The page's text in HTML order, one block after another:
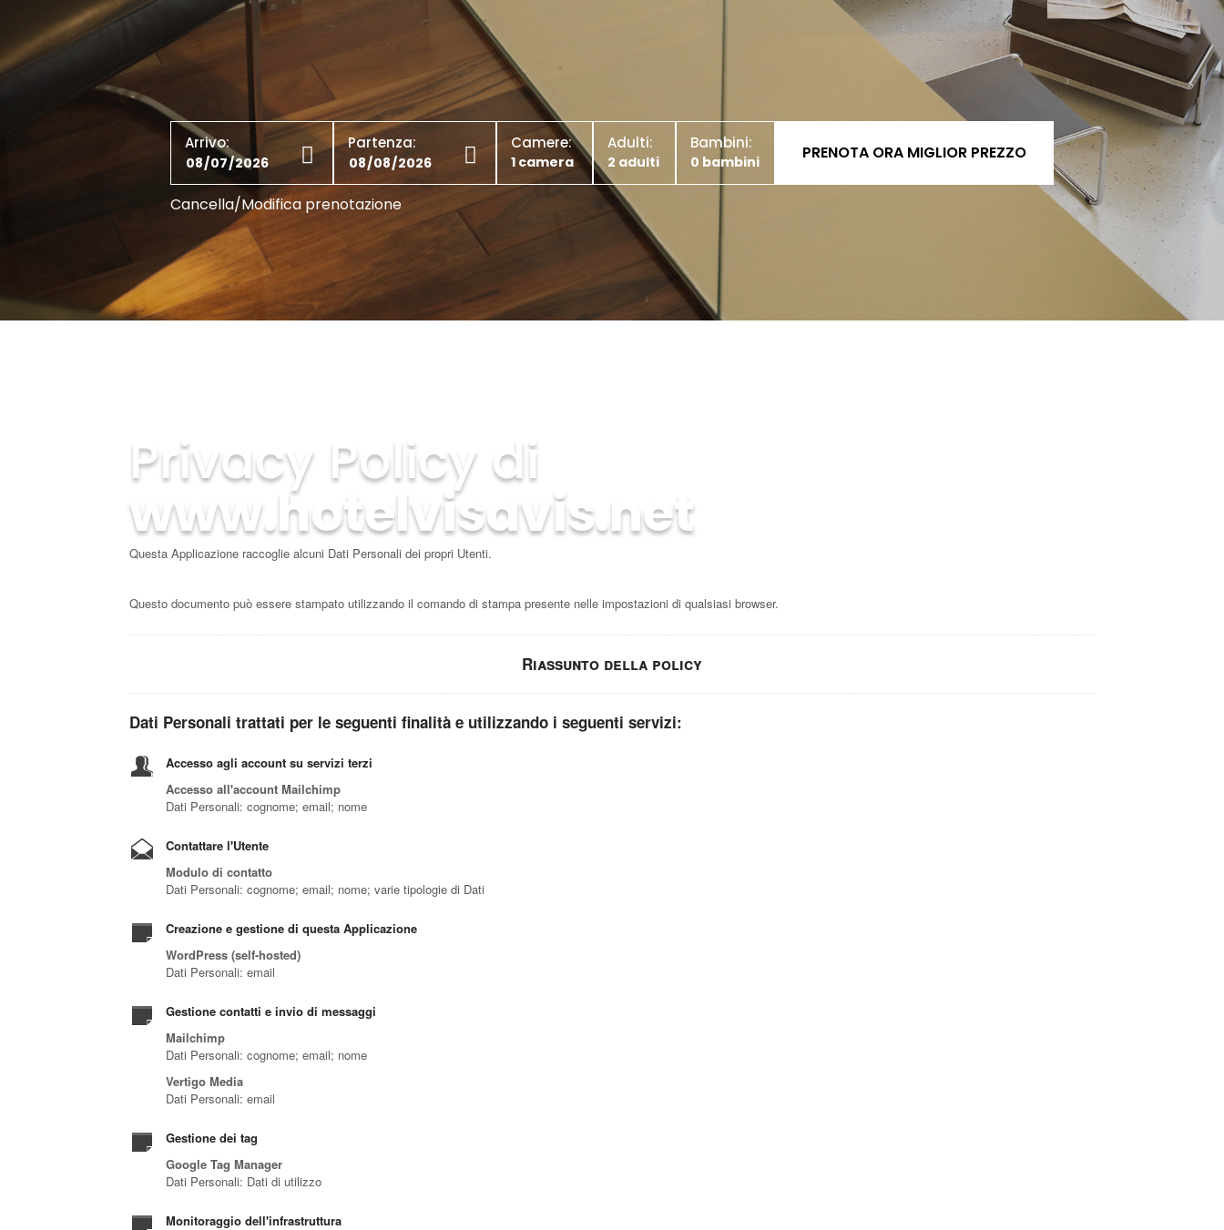
Arrivo: Partenza: Camere: Adulti: Bambini:
Cancella/Modifica prenotazione
Privacy Policy di
www.hotelvisavis.net
Questa Applicazione raccoglie alcuni Dati Personali dei propri Utenti.
Questo documento può essere stampato utilizzando il comando di stampa presente nelle impostazioni di qualsiasi browser.
Riassunto della policy
Dati Personali trattati per le seguenti finalità e utilizzando i seguenti servizi:
Accesso agli account su servizi terzi
Accesso all'account Mailchimp
Dati Personali: cognome; email; nome
Contattare l'Utente
Modulo di contatto
Dati Personali: cognome; email; nome; varie tipologie di Dati
Creazione e gestione di questa Applicazione
WordPress (self-hosted)
Dati Personali: email
Gestione contatti e invio di messaggi
Mailchimp
Dati Personali: cognome; email; nome
Vertigo Media
Dati Personali: email
Gestione dei tag
Google Tag Manager
Dati Personali: Dati di utilizzo
Monitoraggio dell'infrastruttura